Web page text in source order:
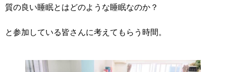
質の良い睡眠とはどのような睡眠なのか？
と参加している皆さんに考えてもらう時間。